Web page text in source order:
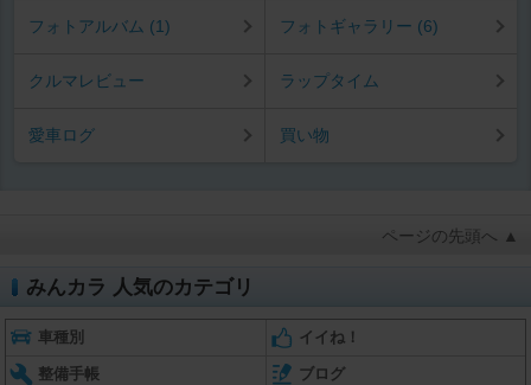
フォトアルバム (1) フォトギャラリー (6)
クルマレビュー ラップタイム
愛車ログ 買い物
ページの先頭へ ▲
みんカラ 人気のカテゴリ
車種別 イイね！
整備手帳 ブログ